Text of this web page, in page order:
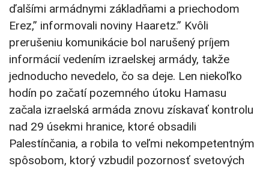
ďalšími armádnymi základňami a priechodom
Erez,” informovali noviny Haaretz.” Kvôli
prerušeniu komunikácie bol narušený príjem
informácií vedením izraelskej armády, takže
jednoducho nevedelo, čo sa deje. Len niekoľko
hodín po začatí pozemného útoku Hamasu
začala izraelská armáda znovu získavať kontrolu
nad 29 úsekmi hranice, ktoré obsadili
Palestínčania, a robila to veľmi nekompetentným
spôsobom, ktorý vzbudil pozornosť svetových